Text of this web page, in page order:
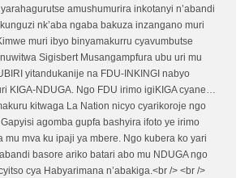
amushumurira inkotanyi n’abandi
nk’aba ngaba bakuza inzangano muri
muri ibyo binyamakurru cyavumbutse
Sigisbert Musangampfura ubu uri mu
yitandukanije na FDU-INKINGI nabyo
KIGA-NDUGA. Ngo FDU irimo igiKIGA cyane…
kitwaga La Nation nicyo cyarikoroje ngo
agomba gupfa bashyira ifoto ye irimo
mu mva ku ipaji ya mbere. Ngo kubera ko yari
basore ariko batari abo mu NDUGA ngo
cya Habyarimana n’abakiga.<br /> <br />